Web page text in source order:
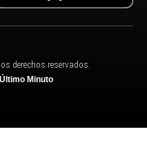
derechos reservados.
Minuto